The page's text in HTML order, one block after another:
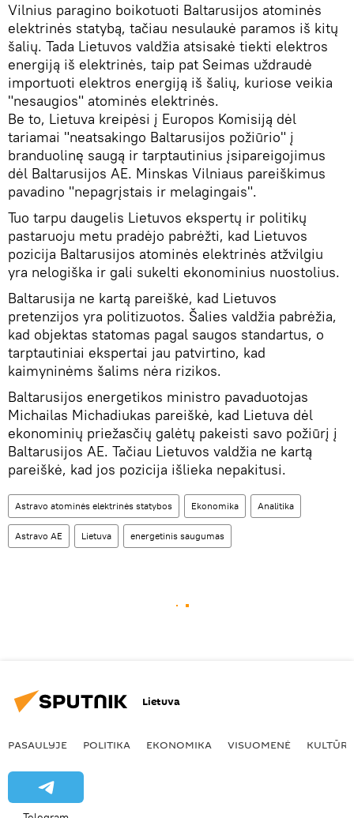
Vilnius paragino boikotuoti Baltarusijos atominės
elektrinės statybą, tačiau nesulaukė paramos iš kitų
šalių. Tada Lietuvos valdžia atsisakė tiekti elektros
energiją iš elektrinės, taip pat Seimas uždraudė
importuoti elektros energiją iš šalių, kuriose veikia
"nesaugios" atominės elektrinės.
Be to, Lietuva kreipėsi į Europos Komisiją dėl
tariamai "neatsakingo Baltarusijos požiūrio" į
branduolinę saugą ir tarptautinius įsipareigojimus
dėl Baltarusijos AE. Minskas Vilniaus pareiškimus
pavadino "nepagrįstais ir melagingais".
Tuo tarpu daugelis Lietuvos ekspertų ir politikų
pastaruoju metu pradėjo pabrėžti, kad Lietuvos
pozicija Baltarusijos atominės elektrinės atžvilgiu
yra nelogiška ir gali sukelti ekonominius nuostolius.
Baltarusija ne kartą pareiškė, kad Lietuvos
pretenzijos yra politizuotos. Šalies valdžia pabrėžia,
kad objektas statomas pagal saugos standartus, o
tarptautiniai ekspertai jau patvirtino, kad
kaimyninėms šalims nėra rizikos.
Baltarusijos energetikos ministro pavaduotojas
Michailas Michadiukas pareiškė, kad Lietuva dėl
ekonominių priežasčių galėtų pakeisti savo požiūrį į
Baltarusijos AE. Tačiau Lietuvos valdžia ne kartą
pareiškė, kad jos pozicija išlieka nepakitusi.
Astravo atominės elektrinės statybos Ekonomika Analitika
Astravo AE Lietuva energetinis saugumas
Lietuva
PASAULYJE POLITIKA EKONOMIKA VISUOMENĖ KULTŪRA